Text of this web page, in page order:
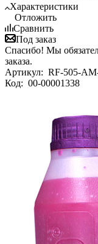
Характеристики
Отложить
Сравнить
Под заказ
Спасибо! Мы
заказа.
Артикул: RF-505-
Код: 00-00001338